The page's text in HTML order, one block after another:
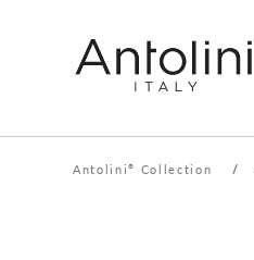
Antolini® Collection /